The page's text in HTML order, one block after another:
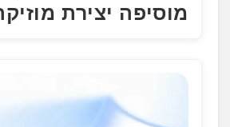
מוסיפה יצירת